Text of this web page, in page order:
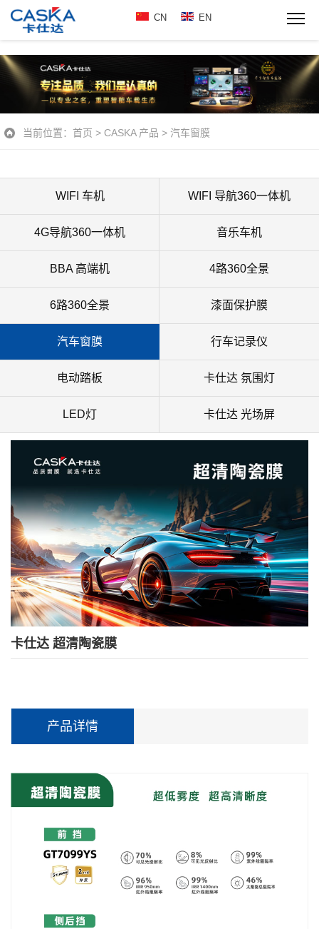
CN EN
当前位置： 首页 > CASKA 产品 > 汽车窗膜
WIFI 车机 WIFI 导航360一体机
4G导航360一体机 音乐车机
BBA 高端机 4路360全景
6路360全景 漆面保护膜
汽车窗膜 行车记录仪
电动踏板 卡仕达 氛围灯
LED灯 卡仕达 光场屏
卡仕达 超清陶瓷膜
产品详情